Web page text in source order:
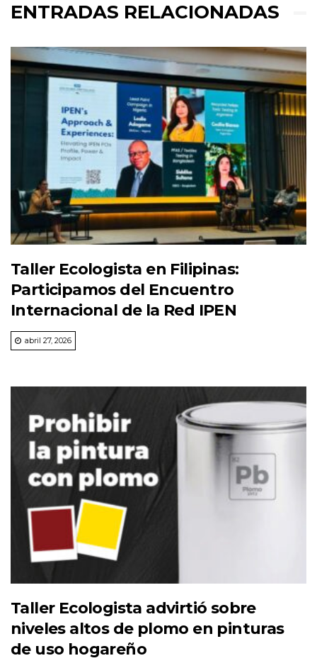
ENTRADAS RELACIONADAS
Taller Ecologista en Filipinas:
Participamos del Encuentro
Internacional de la Red IPEN
abril 27, 2026
Taller Ecologista advirtió sobre
niveles altos de plomo en pinturas
de uso hogareño